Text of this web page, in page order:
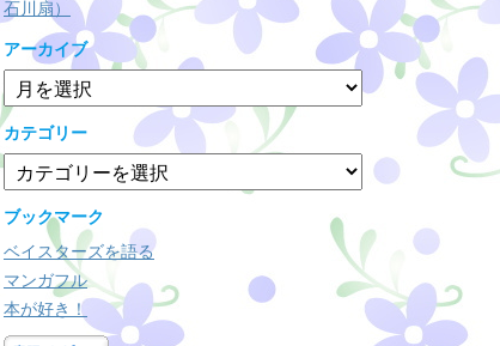
石川扇）
アーカイブ
ア
ー
カ
イ
ブ
カテゴリー
カ
テ
ゴ
ー
ブックマーク
ベイスターズを語る
マンガフル
本が好き！